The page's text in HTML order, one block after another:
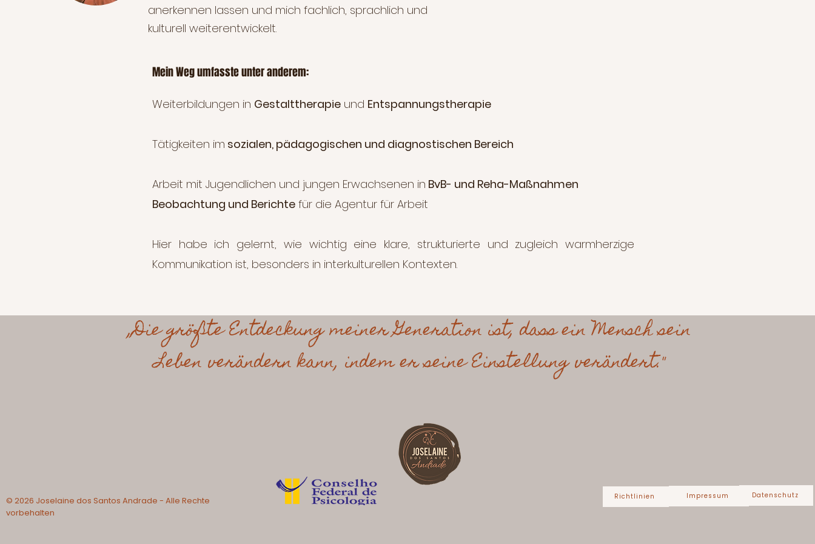
anerkennen lassen und mich fachlich, sprachlich und
kulturell weiterentwickelt.
​Mein Weg umfasste unter anderem:
Weiterbildungen in Gestalttherapie und Entspannungstherapie
Tätigkeiten im sozialen, pädagogischen und diagnostischen Bereich
Arbeit mit Jugendlichen und jungen Erwachsenen in BvB- und Reha-Maßnahmen
Beobachtung und Berichte für die Agentur für Arbeit
Hier habe ich gelernt, wie wichtig eine klare, strukturierte und zugleich warmherzige
Kommunikation ist, besonders in interkulturellen Kontexten.
„Die größte Entdeckung meiner Generation ist, dass ein Mensch sein
Leben verändern kann, indem er seine Einstellung verändert."
© 2026 Joselaine dos Santos Andrade - Alle Rechte
vorbehalten
Richtlinien Impressum Datenschutz